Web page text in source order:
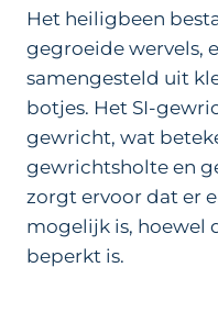
Het heiligbeen
gegroeide wervels,
samengesteld uit
botjes. Het SI-
gewricht, wat
gewrichtsholte en
zorgt ervoor dat er
mogelijk is, hoewel
beperkt is.